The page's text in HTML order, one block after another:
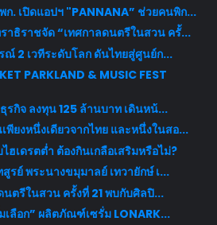
ก. เปิดแอปฯ "PANNANA” ช่วยคนพิก...
าธิราชจัด “เทศกาลดนตรีในสวน ครั้...
ณ์ 2 เวทีระดับโลก ดันไทยสู่ศูนย์ก...
PARKLAND & MUSIC FEST
รกิจ ลงทุน 125 ล้านบาท เดินหน้...
พียงหนึ่งเดียวจากไทย และหนึ่งในสอ...
ฮเดรตต่ำ ต้องกินเกลือเสริมหรือไม่?
รย์ พระนางขมุมาลย์ เทวายักษ์ เ...
ตรีในสวน ครั้งที่ 21 พบกับศิลปิ...
เลือก” ผลิตภัณฑ์เซรั่ม LONARK...